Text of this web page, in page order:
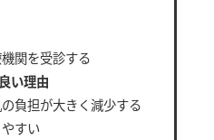
関を受診する
い理由
負担が大きく減少する
すい